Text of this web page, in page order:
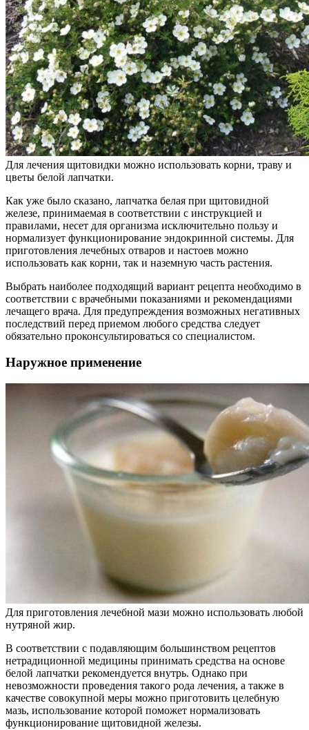
Для лечения щитовидки можно использовать корни, траву и
цветы белой лапчатки.
Как уже было сказано, лапчатка белая при щитовидной
железе, принимаемая в соответствии с инструкцией и
правилами, несет для организма исключительно пользу и
нормализует функционирование эндокринной системы. Для
приготовления лечебных отваров и настоев можно
использовать как корни, так и наземную часть растения.
Выбрать наиболее подходящий вариант рецепта необходимо в
соответствии с врачебными показаниями и рекомендациями
лечащего врача. Для предупреждения возможных негативных
последствий перед приемом любого средства следует
обязательно проконсультироваться со специалистом.
Наружное применение
Для приготовления лечебной мази можно использовать любой
нутряной жир.
В соответствии с подавляющим большинством рецептов
нетрадиционной медицины принимать средства на основе
белой лапчатки рекомендуется внутрь. Однако при
невозможности проведения такого рода лечения, а также в
качестве совокупной меры можно приготовить целебную
мазь, использование которой поможет нормализовать
функционирование щитовидной железы.